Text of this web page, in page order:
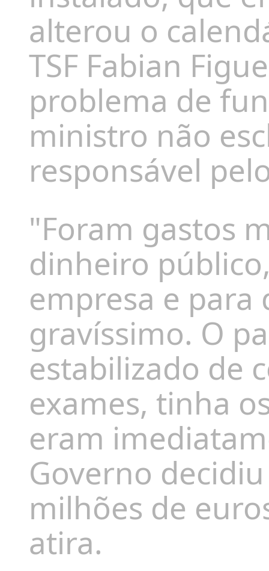
alterou o
TSF Fabian
problema de
ministro não
responsável
"Foram gastos
dinheiro
empresa e
gravíssimo. O
estabilizado de
exames, tinha
eram
Governo
milhões de
atira.